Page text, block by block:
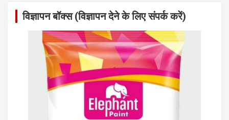
विज्ञापन बॉक्स (विज्ञापन देने के लिए संपर्क करें)